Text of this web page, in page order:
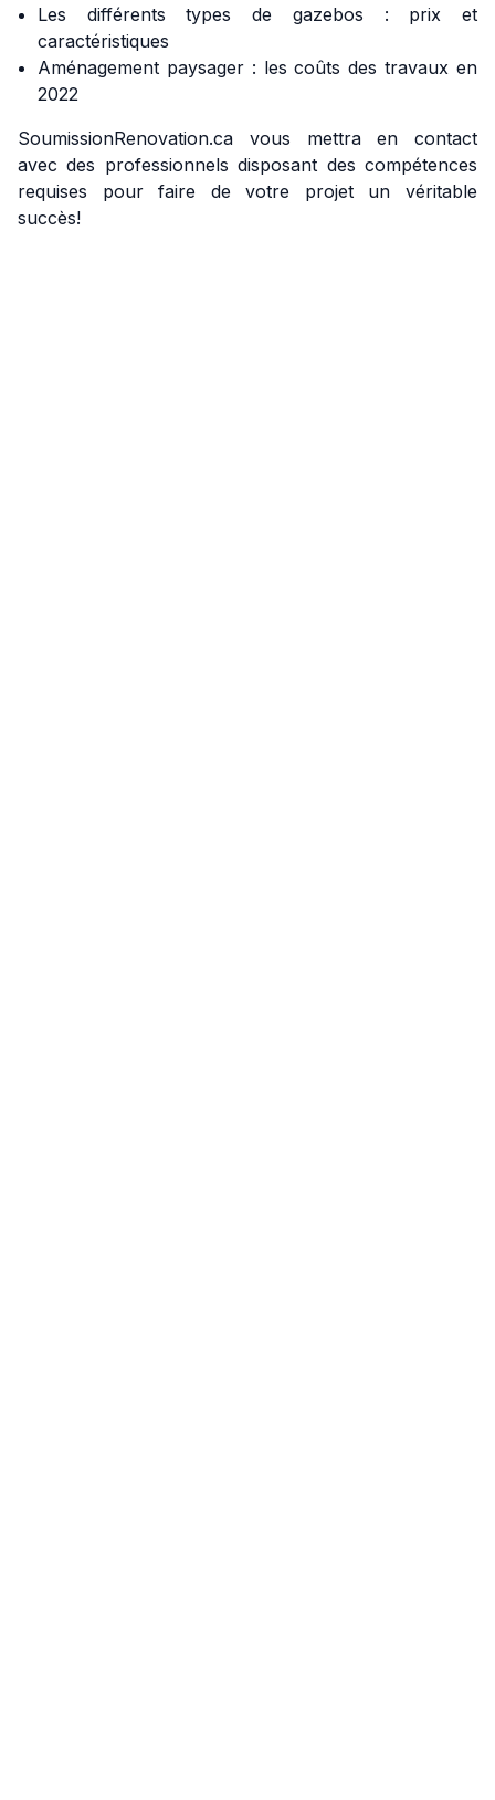
Les différents types de gazebos : prix et
caractéristiques
Aménagement paysager : les coûts des travaux en
2022
SoumissionRenovation.ca vous mettra en contact
avec des professionnels disposant des compétences
requises pour faire de votre projet un véritable
succès!